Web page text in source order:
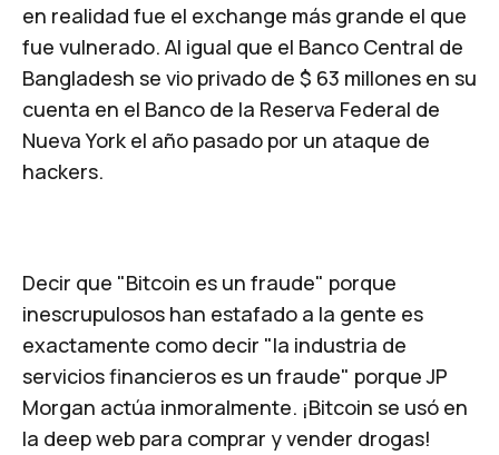
en realidad fue el exchange más grande el que
fue vulnerado. Al igual que el Banco Central de
Bangladesh se vio privado de $ 63 millones en su
cuenta en el Banco de la Reserva Federal de
Nueva York el año pasado por un ataque de
hackers.
Decir que "Bitcoin es un fraude" porque
inescrupulosos han estafado a la gente es
exactamente como decir "la industria de
servicios financieros es un fraude" porque JP
Morgan actúa inmoralmente. ¡Bitcoin se usó en
la deep web para comprar y vender drogas!